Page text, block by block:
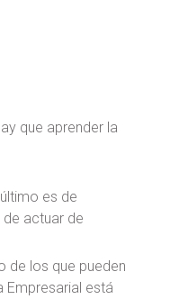
que aprender la
es de
actuar de
de los que pueden
Empresarial está